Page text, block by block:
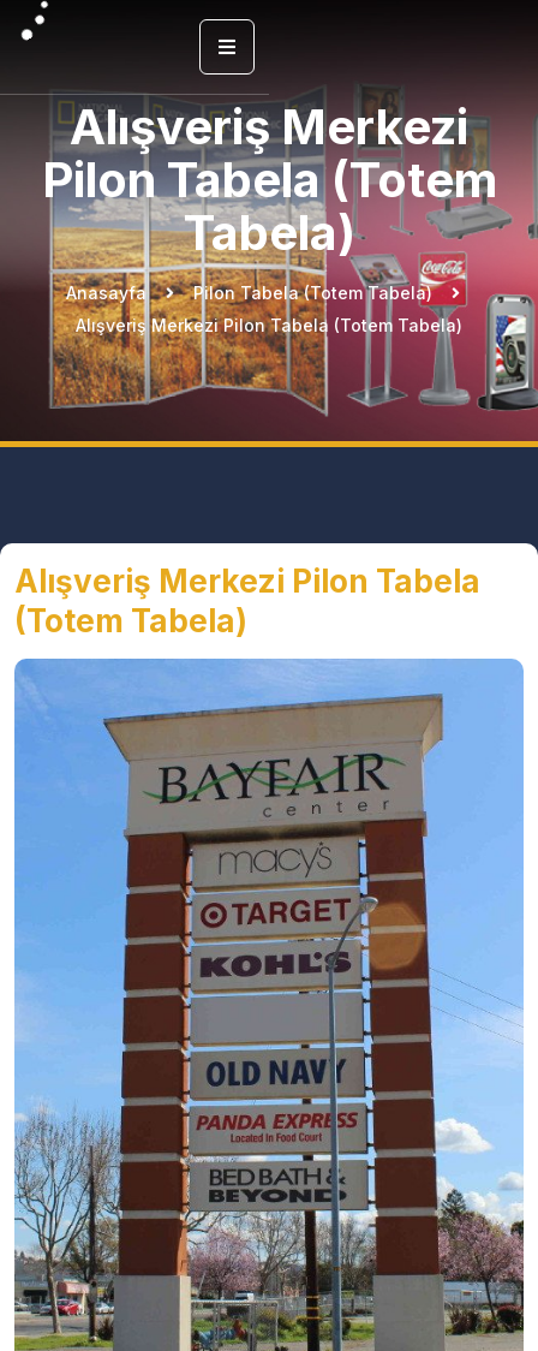
Alışveriş Merkezi
Pilon Tabela (Totem
Tabela)
Anasayfa
Pilon Tabela (Totem Tabela)
Alışveriş Merkezi Pilon Tabela (Totem Tabela)
Alışveriş Merkezi Pilon Tabela
(Totem Tabela)